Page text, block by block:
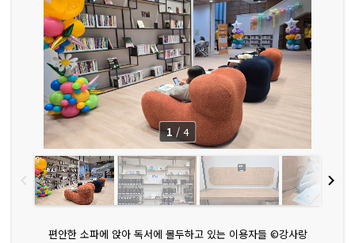
편안한 소파에 앉아 독서에 몰두하고 있는 이용자들 ©강사랑
1 / 4